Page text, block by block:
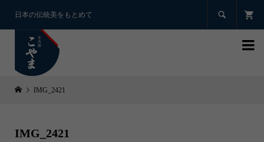
日本の伝統美をもとめて 

IMG_2421
IMG_2421